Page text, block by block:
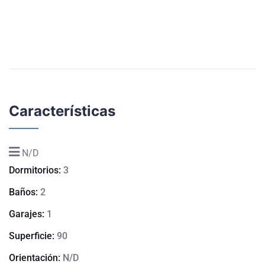
Características
N/D
Dormitorios: 3
Baños: 2
Garajes: 1
Superficie: 90
Orientación: N/D